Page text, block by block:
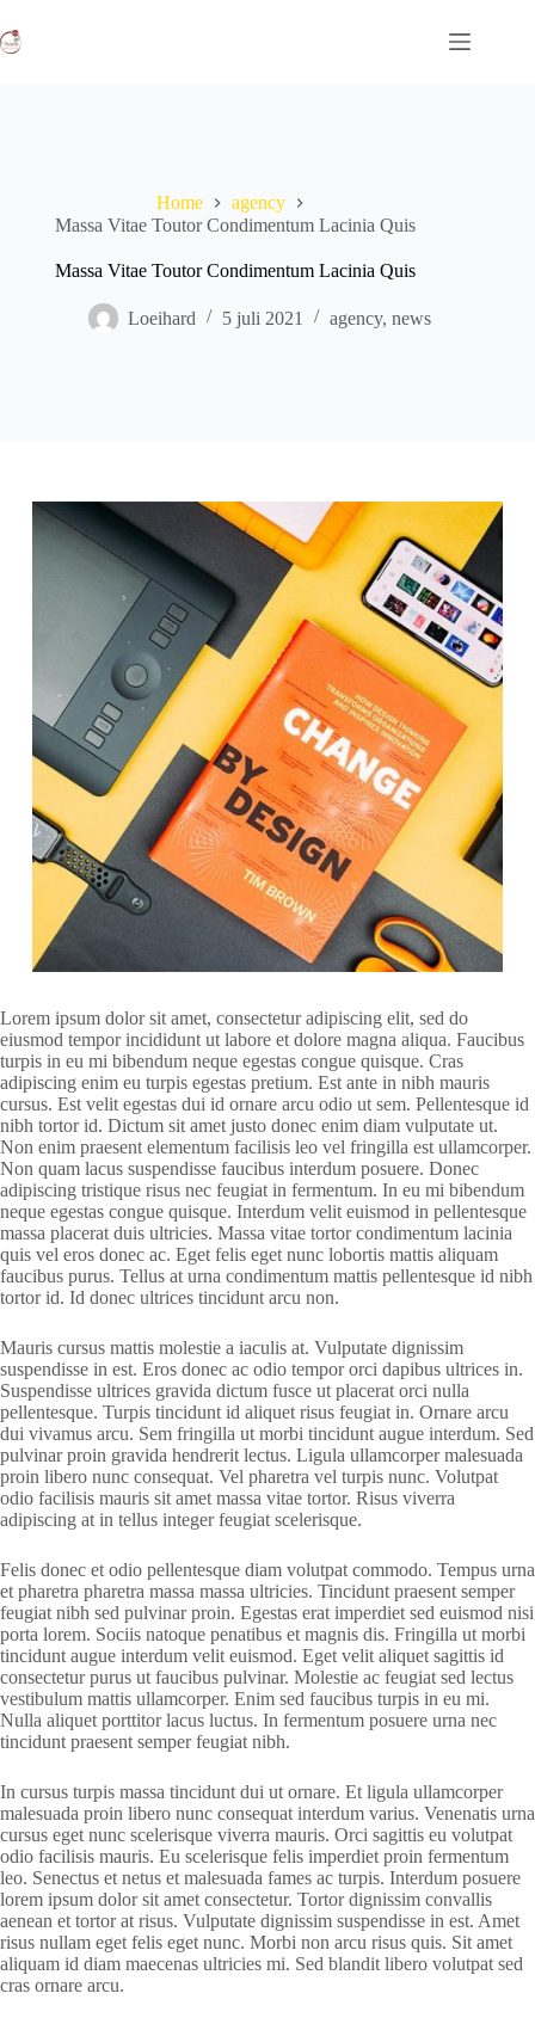
naar
de
Home
agency
Massa Vitae Toutor Condimentum Lacinia Quis
Massa Vitae Toutor Condimentum Lacinia Quis
Loeihard 5 juli 2021 agency, news
Lorem ipsum dolor sit amet, consectetur adipiscing elit, sed do
eiusmod tempor incididunt ut labore et dolore magna aliqua. Faucibus
turpis in eu mi bibendum neque egestas congue quisque. Cras
adipiscing enim eu turpis egestas pretium. Est ante in nibh mauris
cursus. Est velit egestas dui id ornare arcu odio ut sem. Pellentesque id
nibh tortor id. Dictum sit amet justo donec enim diam vulputate ut.
Non enim praesent elementum facilisis leo vel fringilla est ullamcorper.
Non quam lacus suspendisse faucibus interdum posuere. Donec
adipiscing tristique risus nec feugiat in fermentum. In eu mi bibendum
neque egestas congue quisque. Interdum velit euismod in pellentesque
massa placerat duis ultricies. Massa vitae tortor condimentum lacinia
quis vel eros donec ac. Eget felis eget nunc lobortis mattis aliquam
faucibus purus. Tellus at urna condimentum mattis pellentesque id nibh
tortor id. Id donec ultrices tincidunt arcu non.
Mauris cursus mattis molestie a iaculis at. Vulputate dignissim
suspendisse in est. Eros donec ac odio tempor orci dapibus ultrices in.
Suspendisse ultrices gravida dictum fusce ut placerat orci nulla
pellentesque. Turpis tincidunt id aliquet risus feugiat in. Ornare arcu
dui vivamus arcu. Sem fringilla ut morbi tincidunt augue interdum. Sed
pulvinar proin gravida hendrerit lectus. Ligula ullamcorper malesuada
proin libero nunc consequat. Vel pharetra vel turpis nunc. Volutpat
odio facilisis mauris sit amet massa vitae tortor. Risus viverra
adipiscing at in tellus integer feugiat scelerisque.
Felis donec et odio pellentesque diam volutpat commodo. Tempus urna
et pharetra pharetra massa massa ultricies. Tincidunt praesent semper
feugiat nibh sed pulvinar proin. Egestas erat imperdiet sed euismod nisi
porta lorem. Sociis natoque penatibus et magnis dis. Fringilla ut morbi
tincidunt augue interdum velit euismod. Eget velit aliquet sagittis id
consectetur purus ut faucibus pulvinar. Molestie ac feugiat sed lectus
vestibulum mattis ullamcorper. Enim sed faucibus turpis in eu mi.
Nulla aliquet porttitor lacus luctus. In fermentum posuere urna nec
tincidunt praesent semper feugiat nibh.
In cursus turpis massa tincidunt dui ut ornare. Et ligula ullamcorper
malesuada proin libero nunc consequat interdum varius. Venenatis urna
cursus eget nunc scelerisque viverra mauris. Orci sagittis eu volutpat
odio facilisis mauris. Eu scelerisque felis imperdiet proin fermentum
leo. Senectus et netus et malesuada fames ac turpis. Interdum posuere
lorem ipsum dolor sit amet consectetur. Tortor dignissim convallis
aenean et tortor at risus. Vulputate dignissim suspendisse in est. Amet
risus nullam eget felis eget nunc. Morbi non arcu risus quis. Sit amet
aliquam id diam maecenas ultricies mi. Sed blandit libero volutpat sed
cras ornare arcu.